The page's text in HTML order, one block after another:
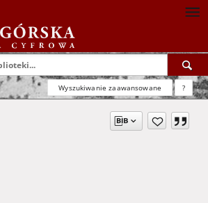
Wyszukiwanie zaawansowane ?